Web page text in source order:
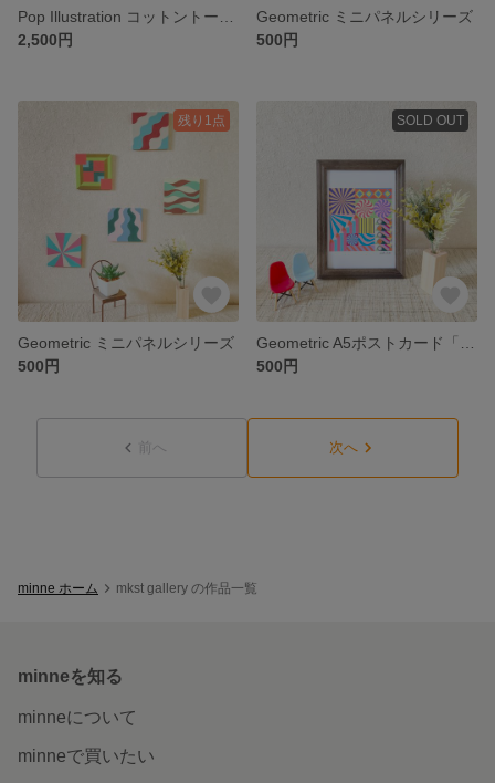
2,500円
Geometric ミニパネルシリーズ
500円
残り1点
Geometric ミニパネルシリーズ
500円
SOLD OUT
500円
前へ 次へ
minne ホーム mkst gallery の作品一覧
minneを知る
minneについて
minneで買いたい